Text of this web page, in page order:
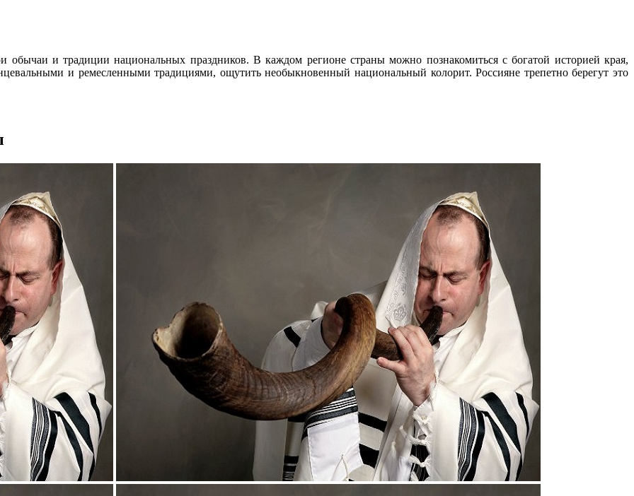
и традиции национальных праздников. В каждом регионе страны можно познакомиться с богатой историей края,
и ремесленными традициями, ощутить необыкновенный национальный колорит. Россияне трепетно берегут это